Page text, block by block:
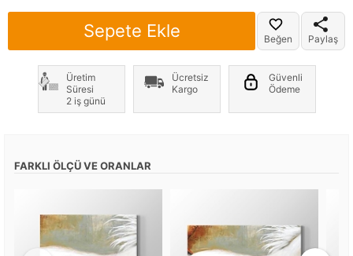
Sepete Ekle Beğen Paylaş
Üretim
Süresi
2 iş günü
Ücretsiz
Kargo
Güvenli
Ödeme
FARKLI ÖLÇÜ VE ORANLAR